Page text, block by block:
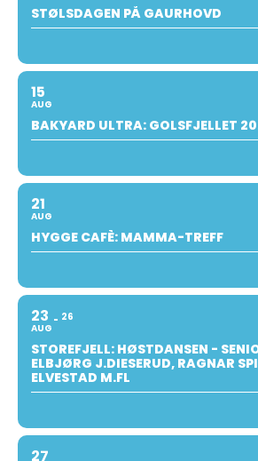
STØLSDAGEN PÅ GAURHOVD
15
AUG
BAKYARD ULTRA: GOLSFJELLET
21
AUG
HYGGE CAFÈ: MAMMA-TREFF
23
AUG
26
STOREFJELL: HØSTDANSEN -
ELBJØRG J.DIESERUD, RAGNAR
ELVESTAD M.FL
27